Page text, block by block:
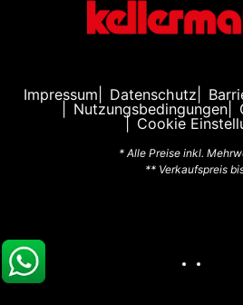
Impressum Datenschutz
Nutzungsbedingungen
Cookie
* Alle Preise inkl.
** Verkaufspreis